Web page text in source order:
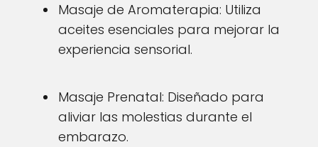
Masaje de Aromaterapia: Utiliza
aceites esenciales para mejorar la
experiencia sensorial.
Masaje Prenatal: Diseñado para
aliviar las molestias durante el
embarazo.